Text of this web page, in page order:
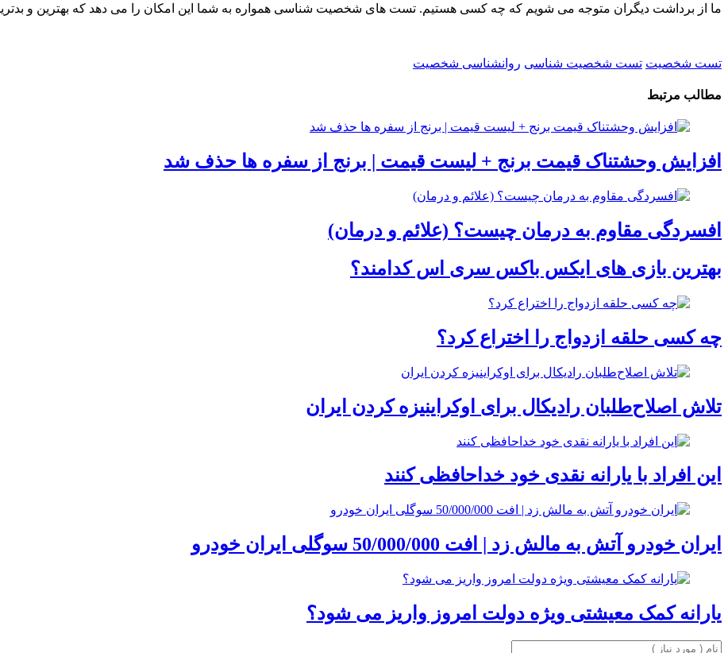
ما از برداشت دیگران متوجه می شویم که چه کسی هستیم. تست های شخصیت شناسی همواره به شما این امکان را می دهد که بهترین و
تست شخصیت تست شخصیت شناسی روانشناسی شخصیت
مطالب مرتبط
افزایش وحشتناک قیمت برنج + لیست قیمت | برنج از سفره ها حذف شد
افسردگی مقاوم به درمان چیست؟ (علائم و درمان)
بهترین بازی های ایکس باکس سری اس کدامند؟
چه کسی حلقه‌ ازدواج را اختراع کرد؟
تلاش اصلاح‌طلبان رادیکال برای اوکراینیزه کردن ایران
این افراد با یارانه نقدی خود خداحافظی کنند
ایران خودرو آتش به مالش زد | افت 50/000/000 سوگلی ایران خودرو
یارانه کمک معیشتی ویژه دولت امروز واریز می شود؟